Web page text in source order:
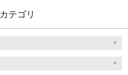
カテゴリ